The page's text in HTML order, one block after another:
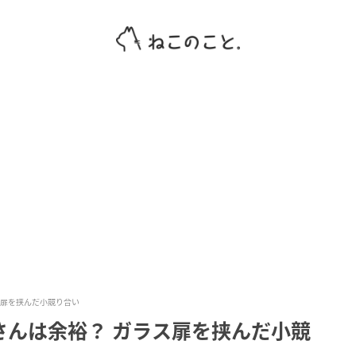
を挟んだ小競り合い
は余裕？ ガラス扉を挟んだ小競